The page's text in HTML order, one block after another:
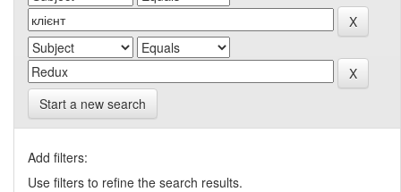
Start a new search
Add filters:
Use filters to refine the search results.